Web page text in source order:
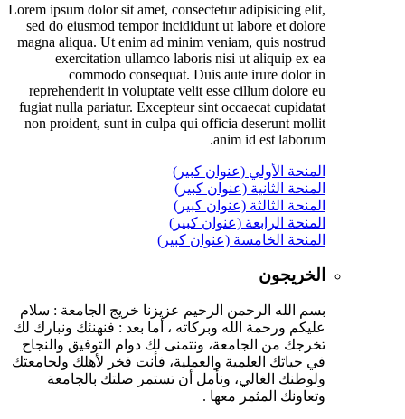
Lorem ipsum dolor sit amet, consectetur adipisicing elit,
sed do eiusmod tempor incididunt ut labore et dolore
magna aliqua. Ut enim ad minim veniam, quis nostrud
exercitation ullamco laboris nisi ut aliquip ex ea
commodo consequat. Duis aute irure dolor in
reprehenderit in voluptate velit esse cillum dolore eu
fugiat nulla pariatur. Excepteur sint occaecat cupidatat
non proident, sunt in culpa qui officia deserunt mollit
anim id est laborum.
المنحة الأولي (عنوان كبير)
المنحة الثانية (عنوان كبير)
المنحة الثالثة (عنوان كبير)
المنحة الرابعة (عنوان كبير)
المنحة الخامسة (عنوان كبير)
الخريجون
بسم الله الرحمن الرحيم عزيزنا خريج الجامعة : سلام
عليكم ورحمة الله وبركاته ، أما بعد : فنهنئك ونبارك لك
تخرجك من الجامعة، ونتمنى لك دوام التوفيق والنجاح
في حياتك العلمية والعملية، فأنت فخر لأهلك ولجامعتك
ولوطنك الغالي، ونأمل أن تستمر صلتك بالجامعة
وتعاونك المثمر معها .